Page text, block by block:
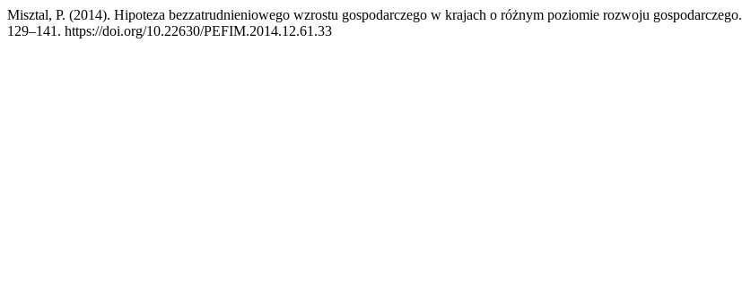
Misztal, P. (2014). Hipoteza bezzatrudnieniowego wzrostu gospodarczego w krajach o różnym poziomie rozwoju gospodarczego.
129–141. https://doi.org/10.22630/PEFIM.2014.12.61.33